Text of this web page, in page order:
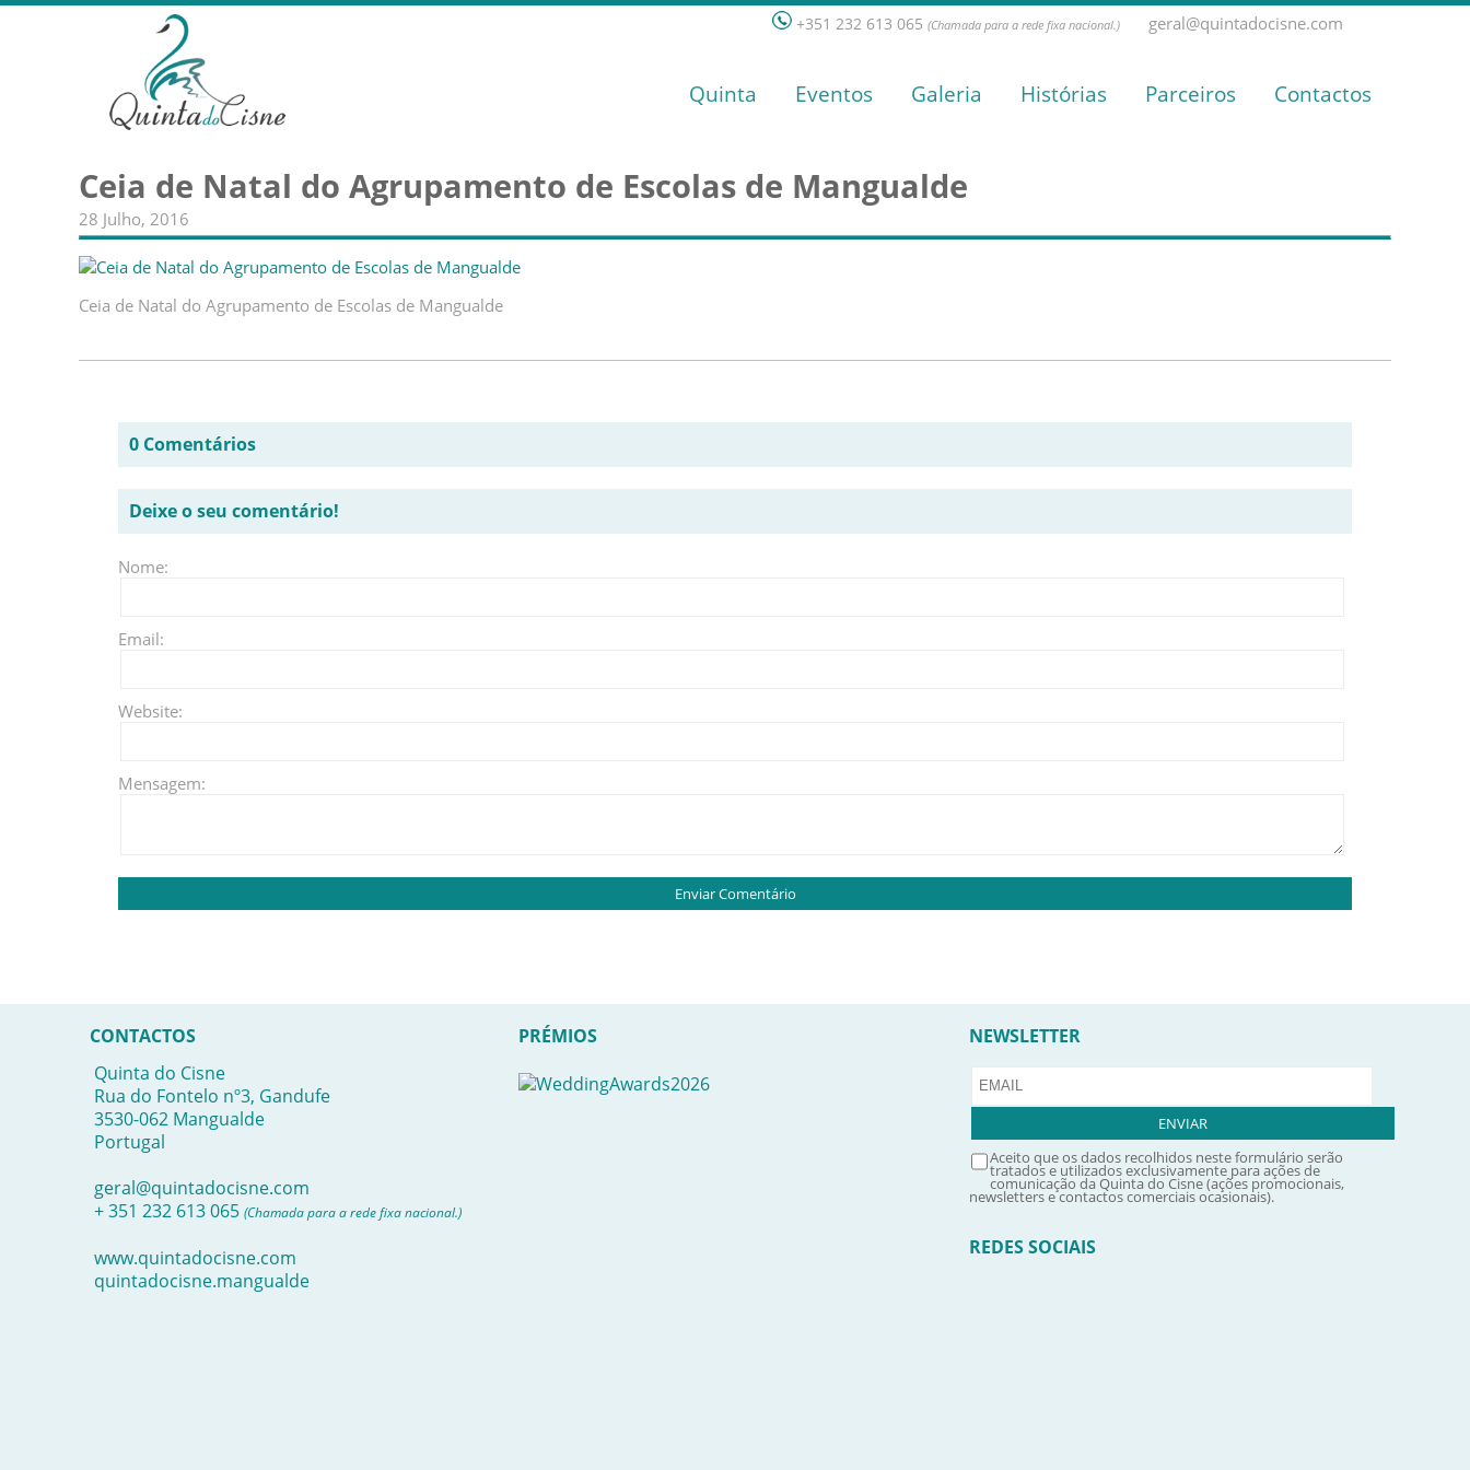
+351 232 613 065 (Chamada para a rede fixa nacional.) geral@quintadocisne.com
Quinta Eventos Galeria Histórias Parceiros Contactos
Ceia de Natal do Agrupamento de Escolas de Mangualde
28 Julho, 2016
Ceia de Natal do Agrupamento de Escolas de Mangualde
0 Comentários
Deixe o seu comentário!
Nome:
Email:
Website:
Mensagem:
CONTACTOS
Quinta do Cisne
Rua do Fontelo nº3, Gandufe
3530-062 Mangualde
Portugal
geral@quintadocisne.com
+ 351 232 613 065 (Chamada para a rede fixa nacional.)
www.quintadocisne.com
quintadocisne.mangualde
PRÉMIOS NEWSLETTER
Aceito que os dados recolhidos neste formulário serão
tratados e utilizados exclusivamente para ações de
comunicação da Quinta do Cisne (ações promocionais,
newsletters e contactos comerciais ocasionais).
REDES SOCIAIS